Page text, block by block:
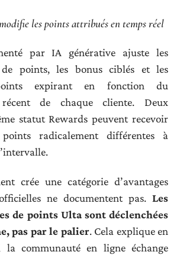
les points attribués en temps réel
par IA générative ajuste les
points, les bonus ciblés et les
expirant en fonction du
récent de chaque cliente. Deux
statut Rewards peuvent recevoir
radicalement différentes à
crée une catégorie d’avantages
ne documentent pas. Les
de points Ulta sont déclenchées
pas par le palier. Cela explique en
la communauté en ligne échange